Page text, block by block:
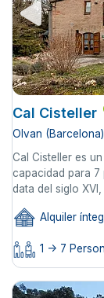
Cal Cisteller
Olvan (Barcelona)
Cal Cisteller es
capacidad para 7
data del siglo
Alquiler
1 -> 7